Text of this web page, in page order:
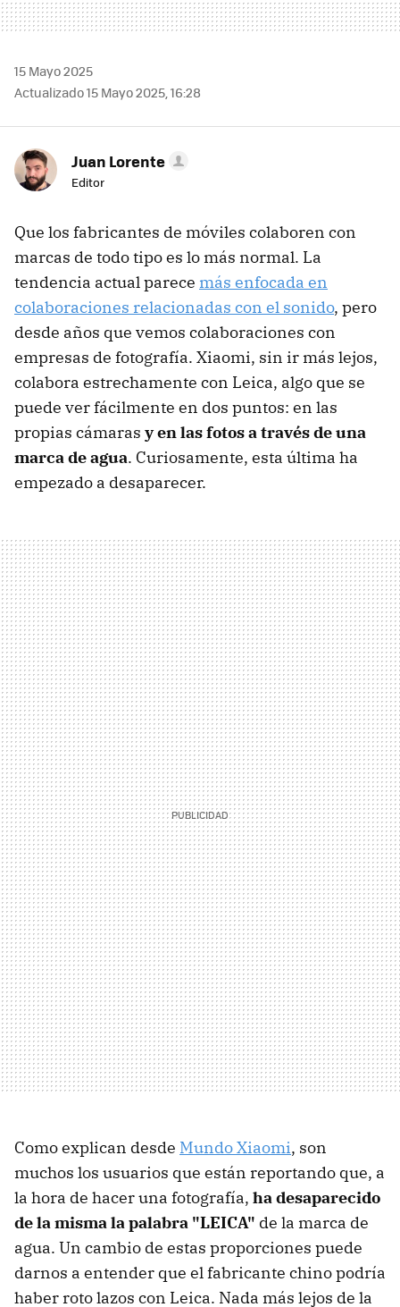
15 Mayo 2025
Actualizado 15 Mayo 2025, 16:28
Juan Lorente
Editor
Que los fabricantes de móviles colaboren con
marcas de todo tipo es lo más normal. La
tendencia actual parece más enfocada en
colaboraciones relacionadas con el sonido, pero
desde años que vemos colaboraciones con
empresas de fotografía. Xiaomi, sin ir más lejos,
colabora estrechamente con Leica, algo que se
puede ver fácilmente en dos puntos: en las
propias cámaras y en las fotos a través de una
marca de agua. Curiosamente, esta última ha
empezado a desaparecer.
Como explican desde Mundo Xiaomi, son
muchos los usuarios que están reportando que, a
la hora de hacer una fotografía, ha desaparecido
de la misma la palabra "LEICA" de la marca de
agua. Un cambio de estas proporciones puede
darnos a entender que el fabricante chino podría
haber roto lazos con Leica. Nada más lejos de la